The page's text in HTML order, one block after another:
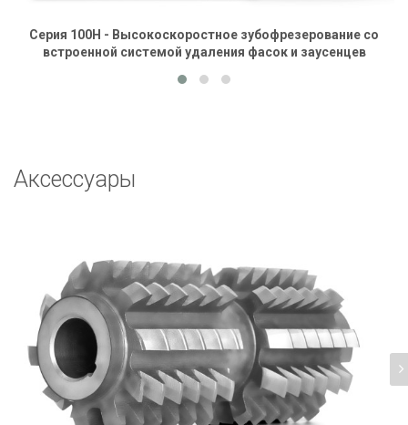
Серия 100H - Высокоскоростное зубофрезерование со
встроенной системой удаления фасок и заусенцев
Аксессуары